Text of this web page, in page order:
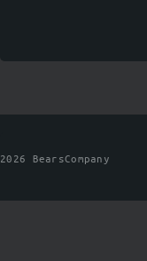
2026 BearsCompany